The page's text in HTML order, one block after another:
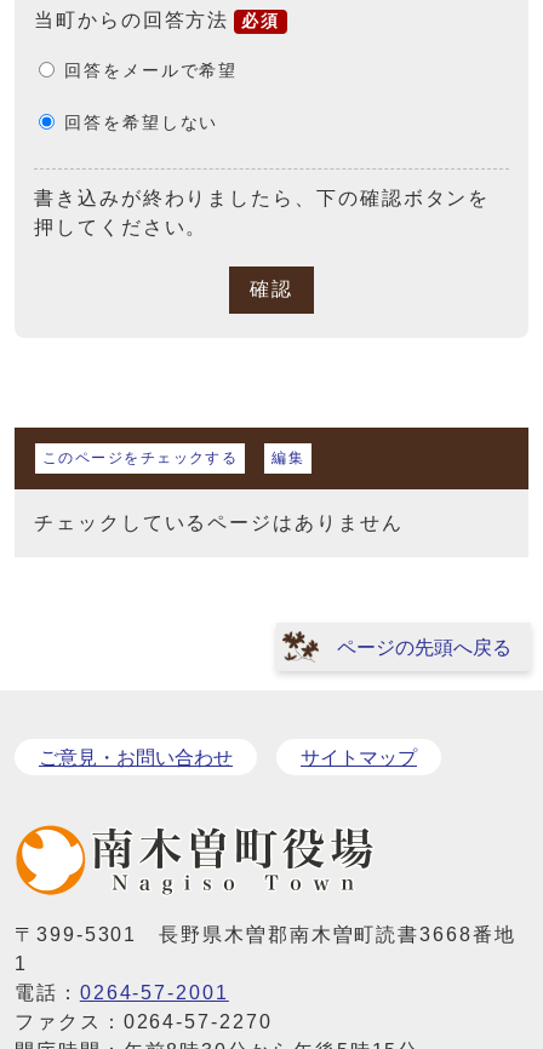
当町からの回答方法 必須
回答をメールで希望
回答を希望しない
書き込みが終わりましたら、下の確認ボタンを
押してください。
確認
マイページ
このページをチェックする 編集
チェックしているページはありません
ページの先頭へ戻る
ご意見・お問い合わせ サイトマップ
〒399-5301 長野県木曽郡南木曽町読書3668番地
1
電話： 0264-57-2001
ファクス：0264-57-2270